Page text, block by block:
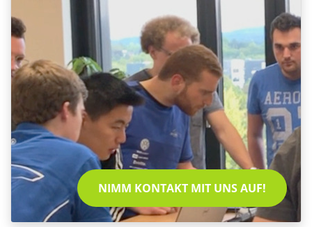
NIMM KONTAKT MIT UNS AUF!